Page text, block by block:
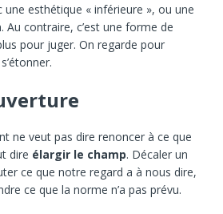
une esthétique « inférieure », ou une
Au contraire, c’est une forme de
pour juger. On regarde pour
ne veut pas dire renoncer à ce que
dire élargir le champ. Décaler un
ce que notre regard a à nous dire,
ce que la norme n’a pas prévu.